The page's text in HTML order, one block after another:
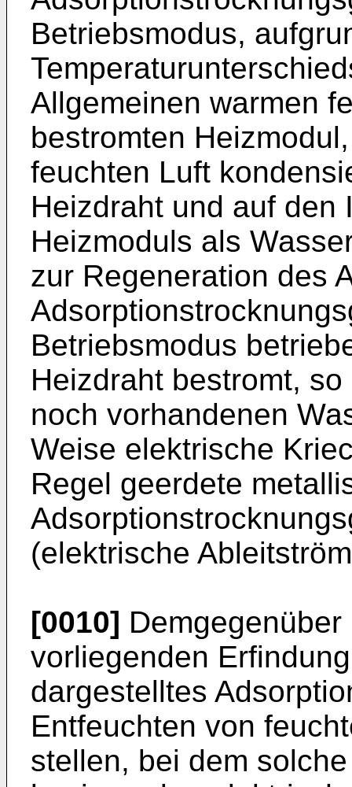
Betriebsmodus,
Allgemeinen warmen
bestromten
feuchten Luft
Heizdraht und auf den
Heizmoduls als
zur Regeneration des
Betriebsmodus
Heizdraht bestromt,
noch vorhandenen
Weise elektrische
Regel geerdete
(elektrische
[0010]
vorliegenden
dargestelltes
Entfeuchten von
stellen, bei dem